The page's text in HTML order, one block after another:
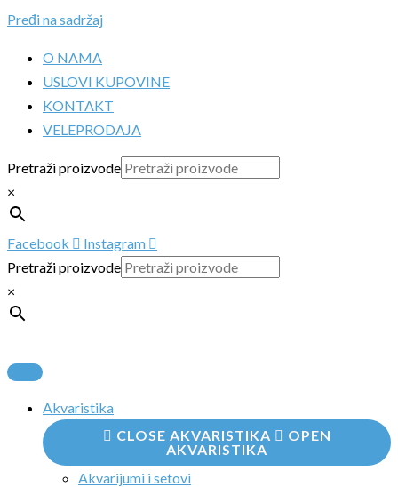
Pređi na sadržaj
O NAMA
USLOVI KUPOVINE
KONTAKT
VELEPRODAJA
Pretraži proizvode
×
Facebook
Instagram
Pretraži proizvode
×
Akvaristika
CLOSE AKVARISTIKA
OPEN
AKVARISTIKA
Akvarijumi i setovi